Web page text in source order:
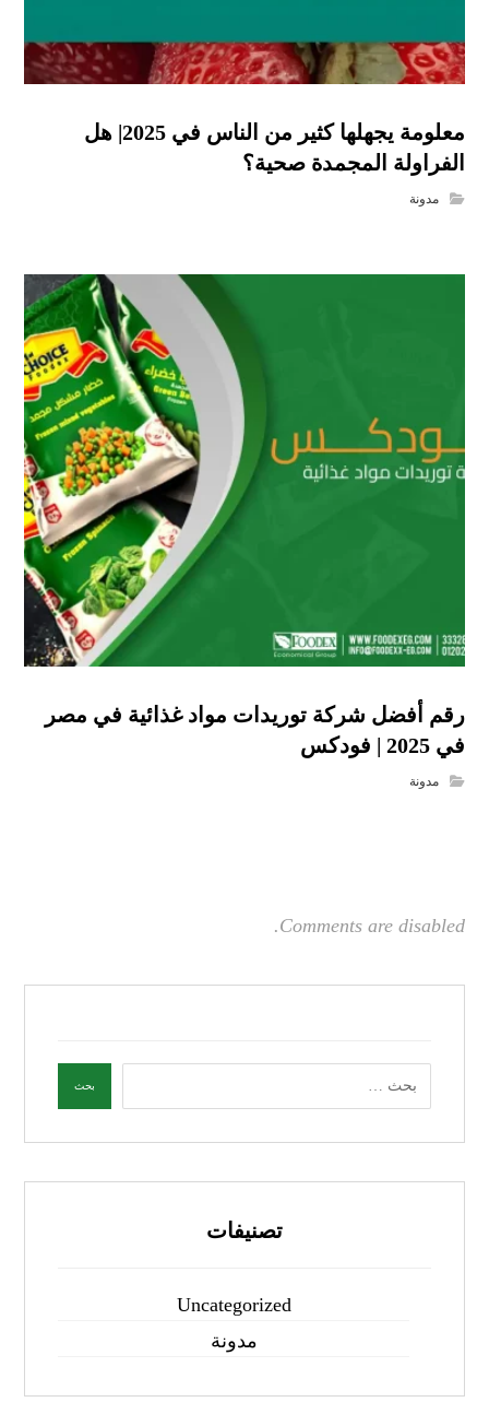
معلومة يجهلها كثير من الناس في 2025| هل
الفراولة المجمدة صحية؟
مدونة
رقم أفضل شركة توريدات مواد غذائية في مصر
في 2025 | فودكس
مدونة
Comments are disabled.
تصنيفات
Uncategorized
مدونة